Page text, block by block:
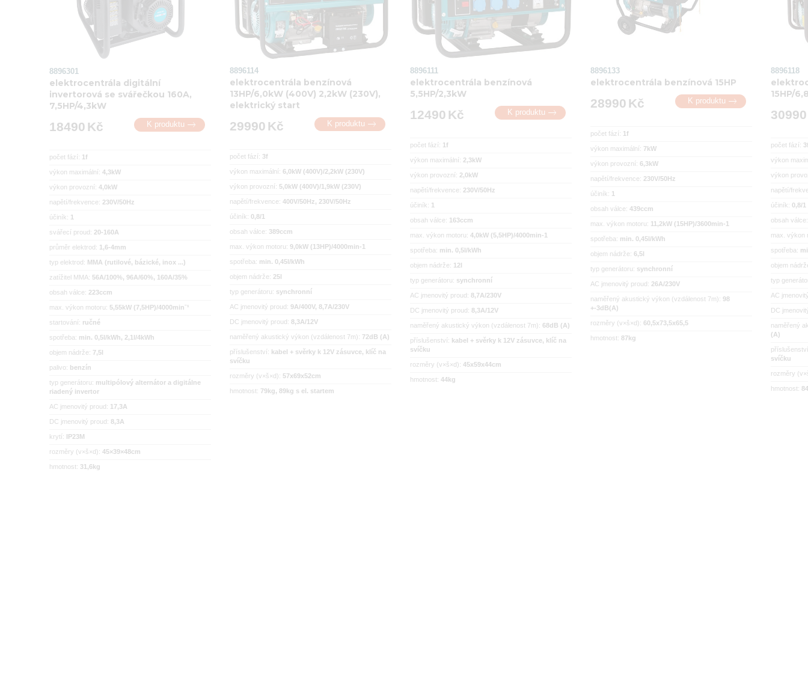
8896301
elektrocentrála digitální
invertorová se svářečkou 160A,
7,5HP/4,3kW
18490 Kč K produktu 
počet fází: 1f
výkon maximální:4,3kW
výkon provozní:4,0kW
napětí/frekvence: 230V/50Hz
účiník: 1
svářecí proud: 20-160A
průměr elektrod: 1,6-4mm
typ elektrod: MMA (rutilové, bázické, inox ...)
zatížitel MMA: 56A/100%, 96A/60%, 160A/35%
obsah válce: 223ccm
max. výkon motoru: 5,55kW (7,5HP)/4000minˉ¹
startování: ručné
spotřeba: min. 0,5l/kWh, 2,1l/4kWh
objem nádrže: 7,5l
palivo: benzín
typ generátoru: multipólový alternátor a digitálne
riadený invertor
AC jmenovitý proud: 17,3A
DC jmenovitý proud: 8,3A
krytí: IP23M
rozměry (v×š×d):45×39×48cm
hmotnost: 31,6kg
8896114
elektrocentrála benzínová
13HP/6,0kW (400V) 2,2kW (230V),
elektrický start
29990 Kč K produktu 
počet fází: 3f
výkon maximální: 6,0kW (400V)/2,2kW (230V)
výkon provozní: 5,0kW (400V)/1,9kW (230V)
napětí/frekvence:400V/50Hz, 230V/50Hz
účiník: 0,8/1
obsah válce: 389ccm
max. výkon motoru: 9,0kW (13HP)/4000min-1
spotřeba: min. 0,45l/kWh
objem nádrže: 25l
typ generátoru: synchronní
AC jmenovitý proud: 9A/400V, 8,7A/230V
DC jmenovitý proud: 8,3A/12V
naměřený akustický výkon (vzdálenost 7m): 72dB (A)
příslušenství: kabel + svěrky k 12V zásuvce, klíč na
svíčku
rozměry (v×š×d): 57x69x52cm
hmotnost: 79kg, 89kg s el. startem
8896111
elektrocentrála benzínová
5,5HP/2,3kW
12490 Kč K produktu 
počet fází: 1f
výkon maximální: 2,3kW
výkon provozní: 2,0kW
napětí/frekvence: 230V/50Hz
účiník: 1
obsah válce: 163ccm
max. výkon motoru:4,0kW (5,5HP)/4000min-1
spotřeba: min. 0,5l/kWh
objem nádrže: 12l
typ generátoru: synchronní
AC jmenovitý proud: 8,7A/230V
DC jmenovitý proud: 8,3A/12V
naměřený akustický výkon (vzdálenost 7m): 68dB (A)
příslušenství: kabel + svěrky k 12V zásuvce, klíč na
svíčku
rozměry (v×š×d):45x59x44cm
hmotnost:44kg
8896133
elektrocentrála benzínová 15HP
28990 Kč K produktu 
počet fází: 1f
výkon maximální: 7kW
výkon provozní: 6,3kW
napětí/frekvence: 230V/50Hz
účiník: 1
obsah válce:439ccm
max. výkon motoru: 11,2kW (15HP)/3600min-1
spotřeba: min. 0,45l/kWh
objem nádrže: 6,5l
typ generátoru: synchronní
AC jmenovitý proud: 26A/230V
naměřený akustický výkon (vzdálenost 7m): 98
+-3dB(A)
rozměry (v×š×d): 60,5x73,5x65,5
hmotnost: 87kg
8896118
15HP/
30990
počet fází:
výkon
výkon
napětí/
účiník: 0,8/1
obsah
max. výkon
spotřeba:
objem
typ
AC
DC
naměřený
(A)
svíčku
rozměry
hmotnost: